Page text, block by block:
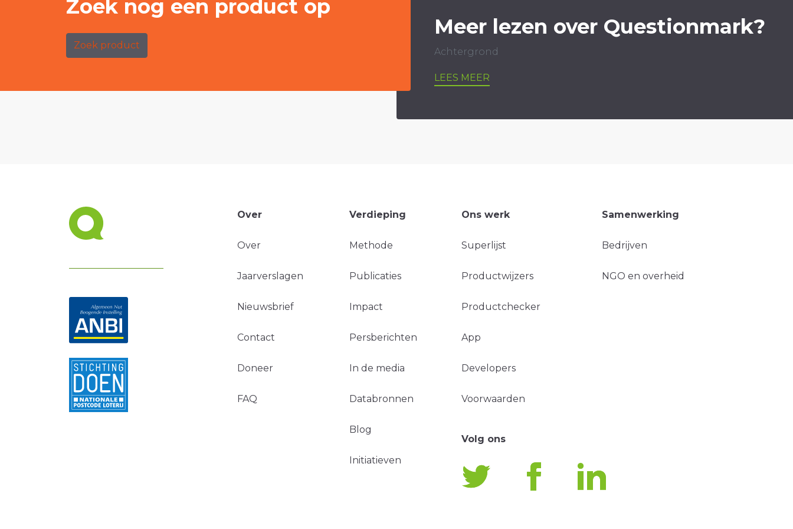
Zoek nog een product op
Zoek product
Meer lezen over Questionmark?
Achtergrond
LEES MEER
Over
Over
Jaarverslagen
Nieuwsbrief
Contact
Doneer
FAQ
Verdieping
Methode
Publicaties
Impact
Persberichten
In de media
Databronnen
Blog
Initiatieven
Ons werk
Superlijst
Productwijzers
Productchecker
App
Developers
Voorwaarden
Samenwerking
Bedrijven
NGO en overheid
Volg ons